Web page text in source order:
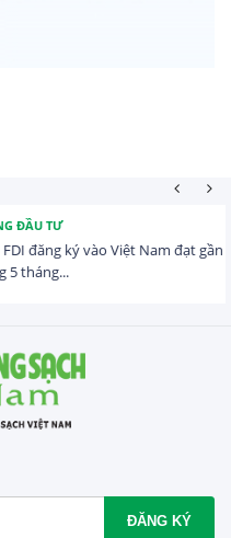
Việt Nam đạt gần 25 tỷ
ĐĂNG KÝ